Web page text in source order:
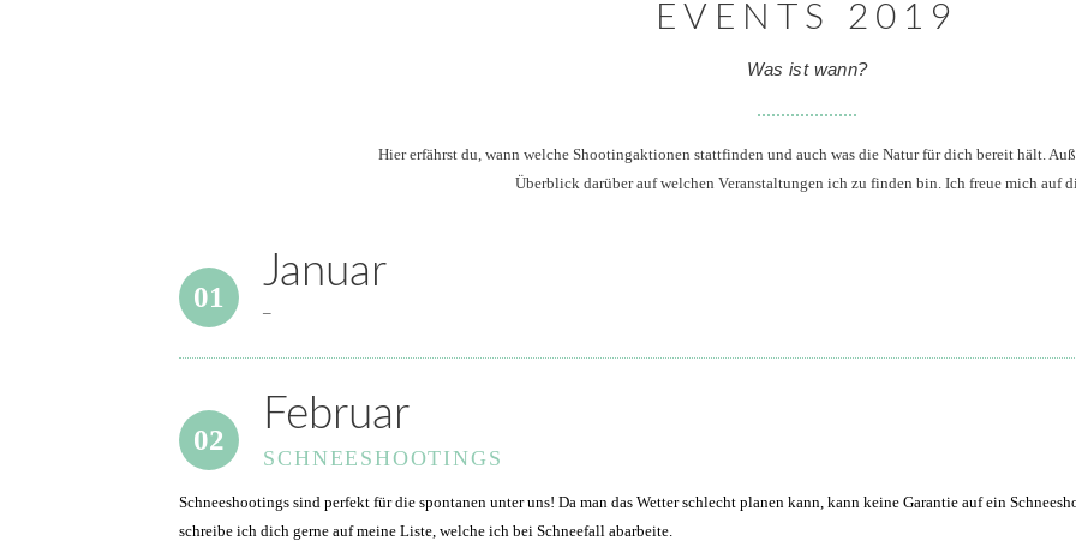
EVENTS 2019
Was ist wann?
Hier erfährst du, wann welche Shootingaktionen stattfinden und auch was die Natur für dich bereit hält.
Überblick darüber auf welchen Veranstaltungen ich zu finden bin. Ich freue mich auf
01
Januar
–
02
Februar
SCHNEESHOOTINGS
Schneeshootings sind perfekt für die spontanen unter uns! Da man das Wetter schlecht planen kann, kann keine Garantie auf ein
schreibe ich dich gerne auf meine Liste, welche ich bei Schneefall abarbeite.